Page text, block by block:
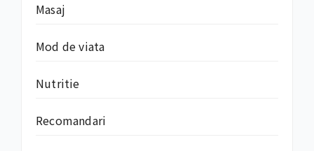
Masaj
Mod de viata
Nutritie
Recomandari